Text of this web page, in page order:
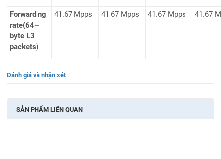
Forwarding
rate(64—
byte L3
packets)
41.67 Mpps 41.67 Mpps 41.67 Mpps 41.67
Đánh giá và nhận xét
SẢN PHẨM LIÊN QUAN